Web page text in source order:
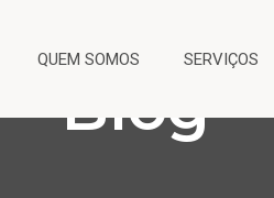
QUEM SOMOS SERVIÇOS
Blog